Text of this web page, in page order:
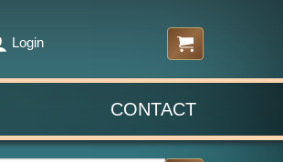
Login
CONTACT